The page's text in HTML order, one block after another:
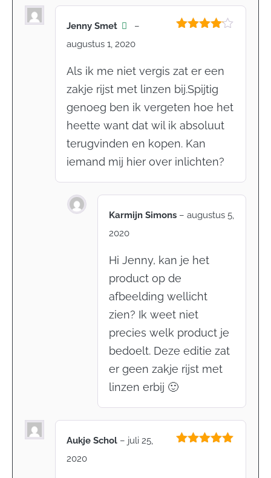
Jenny Smet
–
augustus 1, 2020
Als ik me niet vergis zat er een
zakje rijst met linzen bij.Spijtig
genoeg ben ik vergeten hoe het
heette want dat wil ik absoluut
terugvinden en kopen. Kan
iemand mij hier over inlichten?
Karmijn Simons – augustus 5,
2020
Hi Jenny, kan je het
product op de
afbeelding wellicht
zien? Ik weet niet
precies welk product je
bedoelt. Deze editie zat
er geen zakje rijst met
linzen erbij 🙂
Aukje Schol – juli 25,
2020